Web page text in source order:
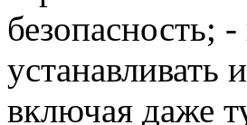
безопасность;
включая даже